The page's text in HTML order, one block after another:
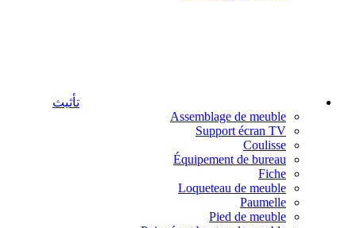
تأثيث
Assemblage de meuble
Support écran TV
Coulisse
Équipement de bureau
Fiche
Loqueteau de meuble
Paumelle
Pied de meuble